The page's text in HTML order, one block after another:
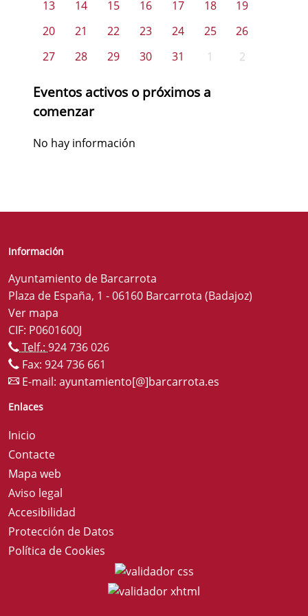
13 14 15 16 17 18
19
20
21 22 23 24 25
26
27
28 29 30 31 1 2
Eventos activos o próximos a
comenzar
No hay información
Información
Ayuntamiento de Barcarrota
Plaza de España, 1 - 06160 Barcarrota (Badajoz)
Ver mapa
CIF: P0601600J
Telf.: 924 736 026
Fax: 924 736 661
E-mail: ayuntamiento[@]barcarrota.es
Enlaces
Inicio
Contacte
Mapa web
Aviso legal
Accesibilidad
Protección de Datos
Política de Cookies